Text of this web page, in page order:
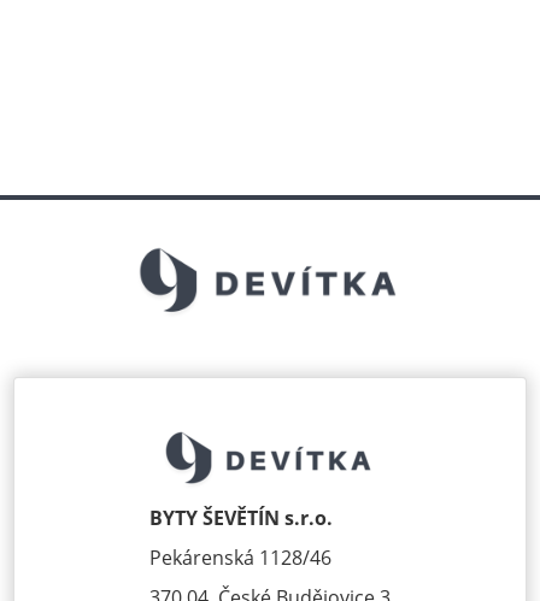
BYTY ŠEVĚTÍN s.r.o.
Pekárenská 1128/46